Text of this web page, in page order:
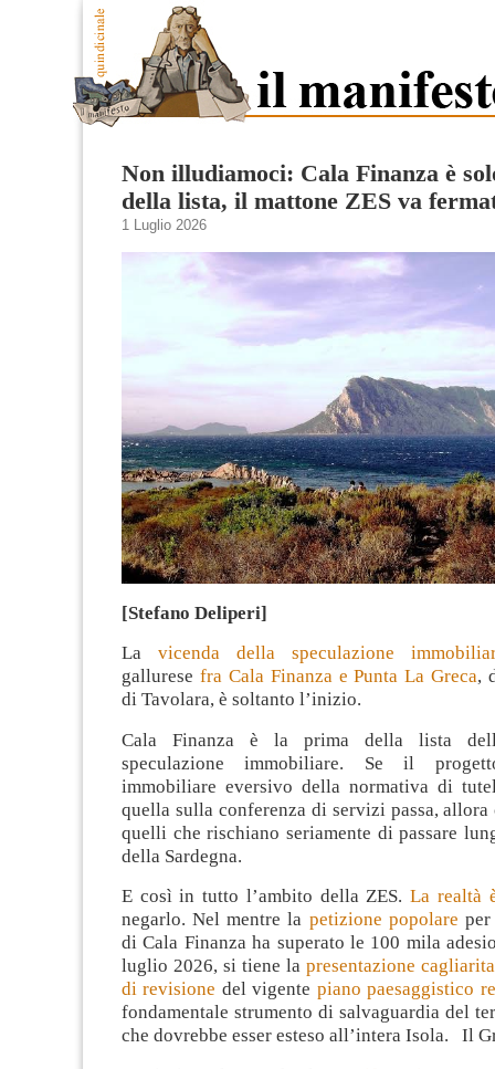
Non illudiamoci: Cala Finanza è
della lista, il mattone ZES va
1 Luglio 2026
[Stefano Deliperi]
La vicenda della speculazione
gallurese fra Cala Finanza e Punta La Greca,
di Tavolara, è soltanto l’inizio.
Cala Finanza è la prima della lista
speculazione immobiliare. Se il
immobiliare eversivo della normativa di
quella sulla conferenza di servizi passa,
quelli che rischiano seriamente di passare
della Sardegna.
E così in tutto l’ambito della ZES.La realtà
negarlo. Nel mentre la petizione popolare
di Cala Finanza ha superato le 100 mila
luglio 2026, si tiene la presentazione
di revisione del vigente piano paesaggistico
fondamentale strumento di salvaguardia del
che dovrebbe esser esteso all’intera Isola. Il